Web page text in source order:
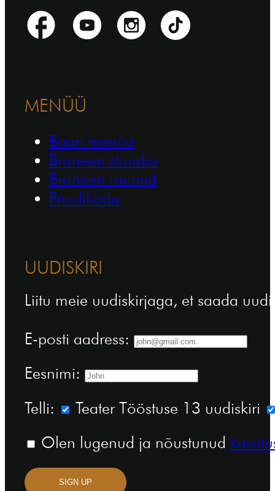
MENÜÜ
Baari menüü
Broneeri stuudio
Broneeri ruumid
Pruulikoda
UUDISKIRI
Liitu meie uudiskirjaga, et saada
E-posti aadress:
Eesnimi:
Telli:
Teater Tööstuse 13 uudiskiri
Olen lugenud ja nõustunud
SIGN UP